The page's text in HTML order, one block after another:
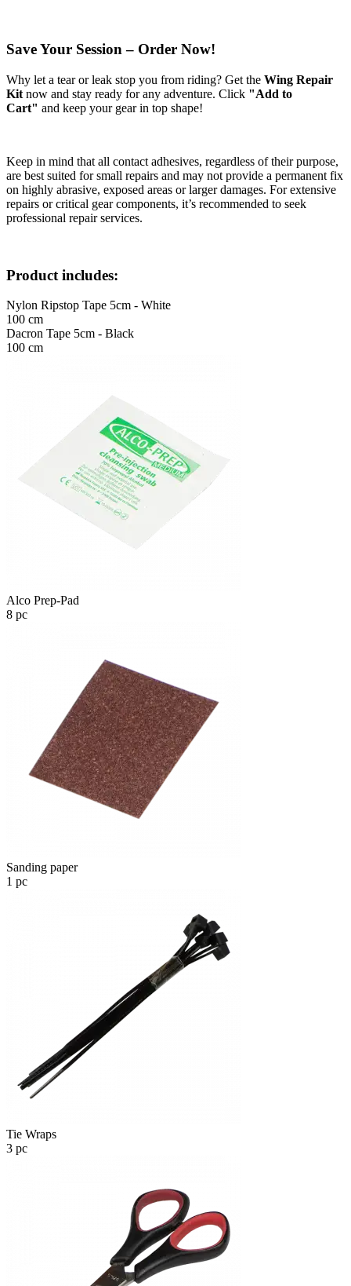
Save Your Session – Order Now!
Why let a tear or leak stop you from riding? Get the Wing Repair
Kit now and stay ready for any adventure. Click "Add to
Cart" and keep your gear in top shape!
Keep in mind that all contact adhesives, regardless of their purpose,
are best suited for small repairs and may not provide a permanent fix
on highly abrasive, exposed areas or larger damages. For extensive
repairs or critical gear components, it’s recommended to seek
professional repair services.
Product includes:
Nylon Ripstop Tape 5cm - White
100 cm
Dacron Tape 5cm - Black
100 cm
Alco Prep-Pad
8 pc
Sanding paper
1 pc
Tie Wraps
3 pc